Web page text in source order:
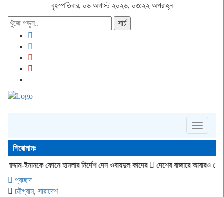
বৃহস্পতিবার, ০৬ অগাস্ট ২০২৬, ০৩:২২ অপরাহ্ন
সার্চ
Toggle
শিরোনামঃ
ফোনে হামলার নির্দেশ দেন ওবায়দুল কাদের
দেশের বাজারে আবারও বেড়েছে স্বর্ণের দাম
প্রচ্ছদ
চট্টগ্রাম, সারাদেশ